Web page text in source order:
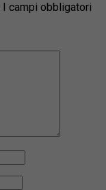
I campi obbligatori